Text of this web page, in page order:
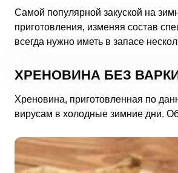
Самой популярной закуской на
приготовления, изменяя состав
всегда нужно иметь в запасе
ХРЕНОВИНА БЕЗ
Хреновина, приготовленная по
вирусам в холодные зимние дни.